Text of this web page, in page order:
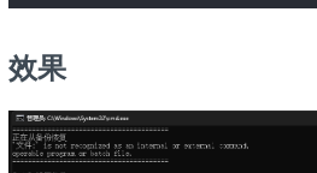
效果